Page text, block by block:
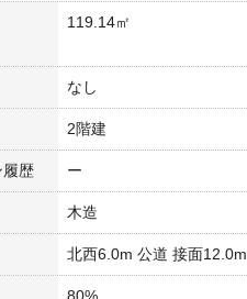
119.14㎡
なし
2階建
履歴 ー
木造
北西6.0m 公道 接面12.0m